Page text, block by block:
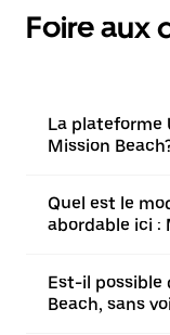
Foire aux
La plateforme
Mission
Quel est le
abordable ici :
Est-il possible
Beach, sans